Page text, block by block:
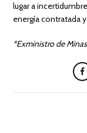
lugar a
energía contratada
*Exministro de